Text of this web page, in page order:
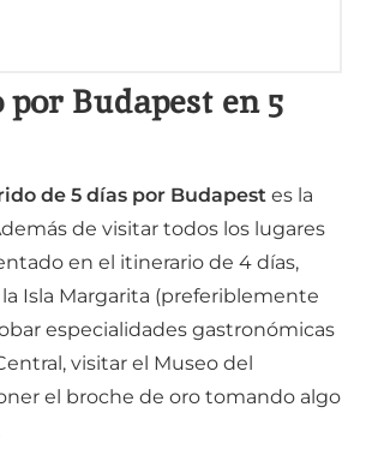
Budapest en 5
de 5 días por Budapest es la
de visitar todos los lugares
en el itinerario de 4 días,
Isla Margarita (preferiblemente
especialidades gastronómicas
visitar el Museo del
el broche de oro tomando algo